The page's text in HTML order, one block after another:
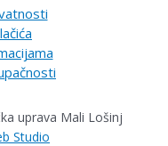
uprava Mali Lošinj
Studio